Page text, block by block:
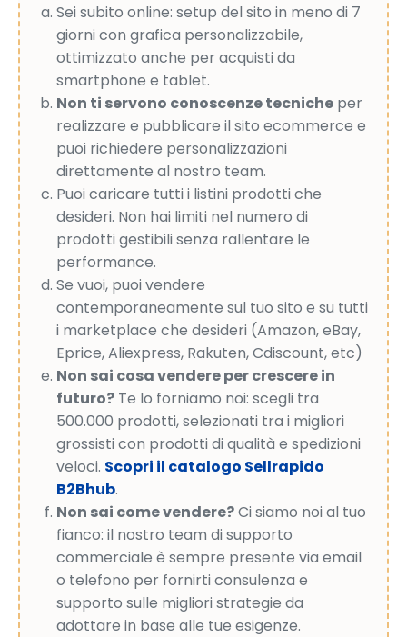
Sei subito online: setup del sito in meno di 7
giorni con grafica personalizzabile,
ottimizzato anche per acquisti da
smartphone e tablet.
Non ti servono conoscenze tecniche per
realizzare e pubblicare il sito ecommerce e
puoi richiedere personalizzazioni
direttamente al nostro team.
Puoi caricare tutti i listini prodotti che
desideri. Non hai limiti nel numero di
prodotti gestibili senza rallentare le
performance.
Se vuoi, puoi vendere
contemporaneamente sul tuo sito e su tutti
i marketplace che desideri (Amazon, eBay,
Eprice, Aliexpress, Rakuten, Cdiscount, etc)
Non sai cosa vendere per crescere in
futuro? Te lo forniamo noi: scegli tra
500.000 prodotti, selezionati tra i migliori
grossisti con prodotti di qualità e spedizioni
veloci. Scopri il catalogo Sellrapido
B2Bhub.
Non sai come vendere?Ci siamo noi al tuo
fianco: il nostro team di supporto
commerciale è sempre presente via email
o telefono per fornirti consulenza e
supporto sulle migliori strategie da
adottare in base alle tue esigenze.